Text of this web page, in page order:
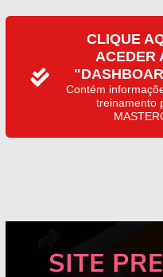
CLIQUE
ACEDER
Contém
treinamento